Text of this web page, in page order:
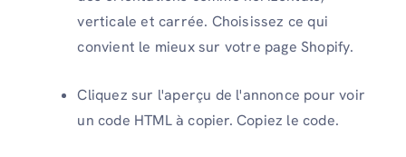
verticale et carrée. Choisissez ce qui
convient le mieux sur votre page Shopify.
Cliquez sur l'aperçu de l'annonce pour voir
un code HTML à copier. Copiez le code.